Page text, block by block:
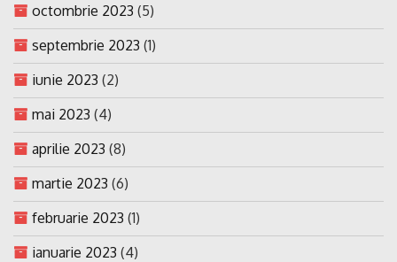
octombrie 2023 (5)
septembrie 2023 (1)
iunie 2023 (2)
mai 2023 (4)
aprilie 2023 (8)
martie 2023 (6)
februarie 2023 (1)
ianuarie 2023 (4)